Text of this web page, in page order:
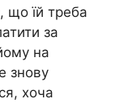
що їй треба
за
на
знову
хоча